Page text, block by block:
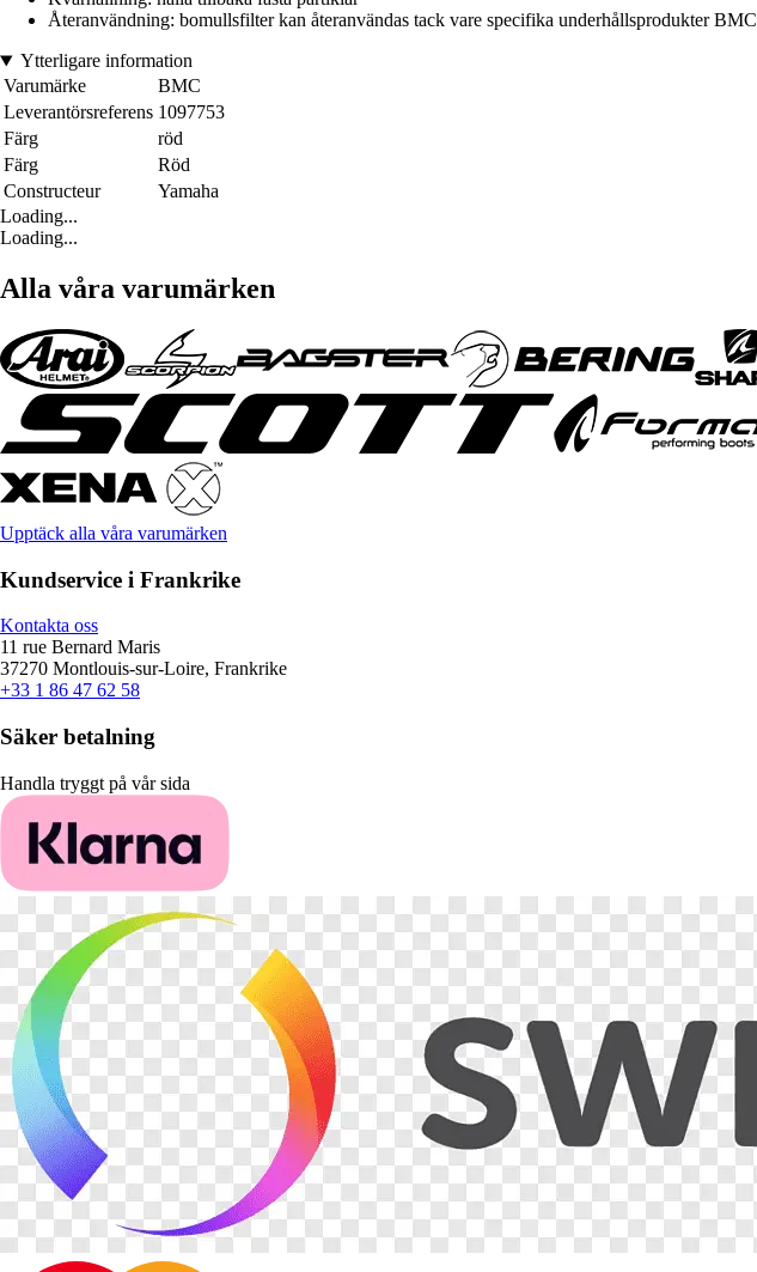
Återanvändning: bomullsfilter kan återanvändas tack vare specifika underhållsprodukter BMC
Ytterligare information
Varumärke
BMC
Leverantörsreferens 1097753
Färg
röd
Färg
Röd
Constructeur
Yamaha
Loading...
Loading...
Alla våra varumärken
Upptäck alla våra varumärken
Kundservice i Frankrike
Kontakta oss
11 rue Bernard Maris
37270 Montlouis-sur-Loire, Frankrike
+33 1 86 47 62 58
Säker betalning
Handla tryggt på vår sida